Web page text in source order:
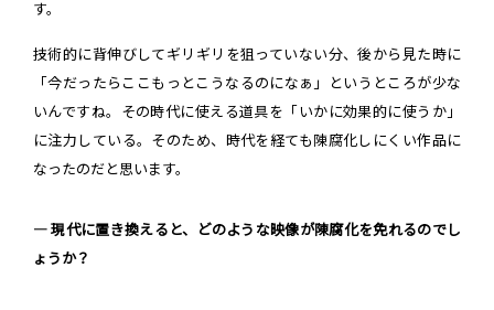
す。
技術的に背伸びしてギリギリを狙っていない分、後から見た時に
「今だったらここもっとこうなるのになぁ」というところが少な
いんですね。その時代に使える道具を「いかに効果的に使うか」
に注力している。そのため、時代を経ても陳腐化しにくい作品に
なったのだと思います。
― 現代に置き換えると、どのような映像が陳腐化を免れるのでし
ょうか？